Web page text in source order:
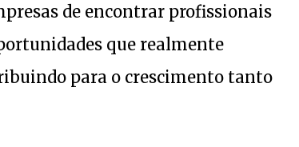
de encontrar profissionais
que realmente
para o crescimento tanto